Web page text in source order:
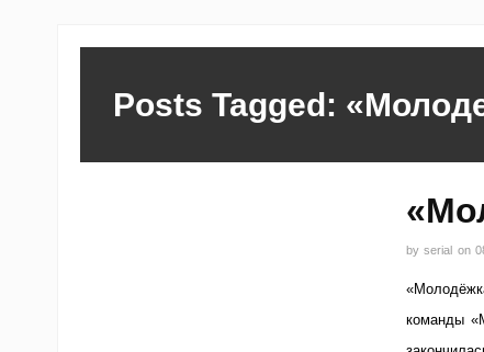
Posts Tagged:
byserial on
команды